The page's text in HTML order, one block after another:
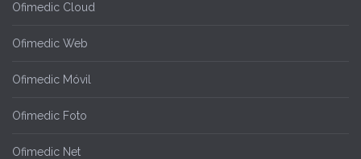
Ofimedic Cloud
Ofimedic Web
Ofimedic Móvil
Ofimedic Foto
Ofimedic Net